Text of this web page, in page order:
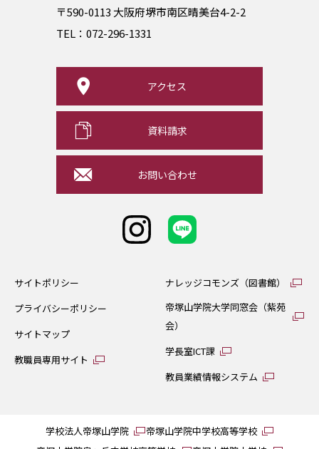
〒590-0113 大阪府堺市南区晴美台4-2-2
TEL： 072-296-1331
アクセス
資料請求
お問い合わせ
サイトポリシー
プライバシーポリシー
サイトマップ
教職員専用サイト
ナレッジコモンズ（図書館）
帝塚山学院大学同窓会（紫苑
会）
学長室ICT課
教員業績情報システム
学校法人帝塚山学院
帝塚山学院中学校高等学校